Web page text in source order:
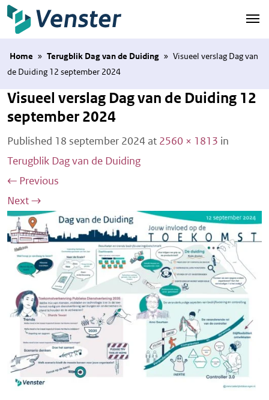
Naar hoofdinhoud
Home » Terugblik Dag van de Duiding » Visueel verslag Dag van
de Duiding 12 september 2024
Visueel verslag Dag van de Duiding 12
september 2024
Published 18 september 2024 at 2560 × 1813 in
Terugblik Dag van de Duiding
← Previous
Next→